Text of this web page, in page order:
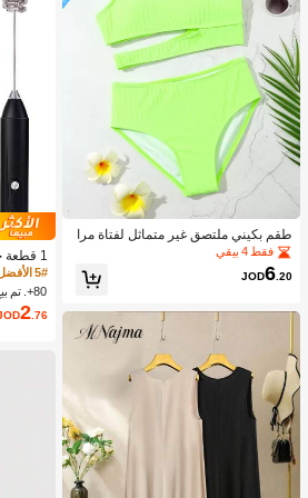
طقم بكيني ملتصق غير متماثل لفتاة مرا
هقة شاطئ صيفي
فقط 4 بيقي
JOD6.20
1
ليب،
غير،
وكولاتة
5# الأفضل مبيعا
80+. تم بيع
2.76